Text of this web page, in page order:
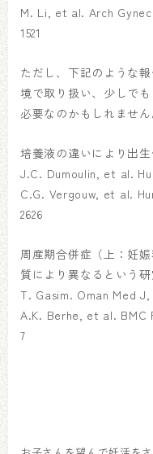
M. Li, et al. Arch
1521
ただし、下記のような
境で取り扱い、少しで
必要なのかもしれません
培養液の違いにより出
J.C. Dumoulin, et al.
C.G. Vergouw, et al.
2626
周産期合併症（上：妊
質により異なるという研
T. Gasim. Oman Med J,
A.K. Berhe, et al. BMC
7